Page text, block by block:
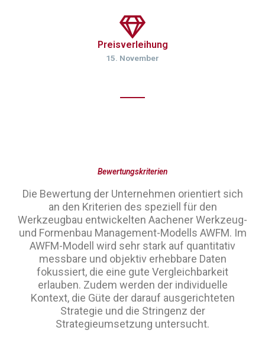
Preisverleihung
15. November
Bewertungskriterien
Die Bewertung der Unternehmen orientiert sich
an den Kriterien des speziell für den
Werkzeugbau entwickelten Aachener Werkzeug-
und Formenbau Management-Modells AWFM. Im
AWFM-Modell wird sehr stark auf quantitativ
messbare und objektiv erhebbare Daten
fokussiert, die eine gute Vergleichbarkeit
erlauben. Zudem werden der individuelle
Kontext, die Güte der darauf ausgerichteten
Strategie und die Stringenz der
Strategieumsetzung untersucht.